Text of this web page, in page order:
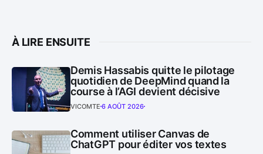
À LIRE ENSUITE
Demis Hassabis quitte le pilotage
quotidien de DeepMind quand la
course à l’AGI devient décisive
VICOMTE 6 AOÛT 2026
Comment utiliser Canvas de
ChatGPT pour éditer vos textes